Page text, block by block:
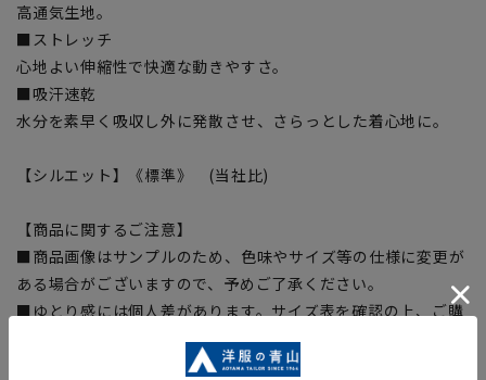
高通気生地。
■ストレッチ
心地よい伸縮性で快適な動きやすさ。
■吸汗速乾
水分を素早く吸収し外に発散させ、さらっとした着心地に。
【シルエット】《標準》 (当社比)
【商品に関するご注意】
■商品画像はサンプルのため、色味やサイズ等の仕様に変更が
ある場合がございますので、予めご了承ください。
■ゆとり感には個人差があります。サイズ表を確認の上、ご購
入の目安としてご利用ください。
■生地や仕様・デザインにより、着用感や実際のサイズ表に若